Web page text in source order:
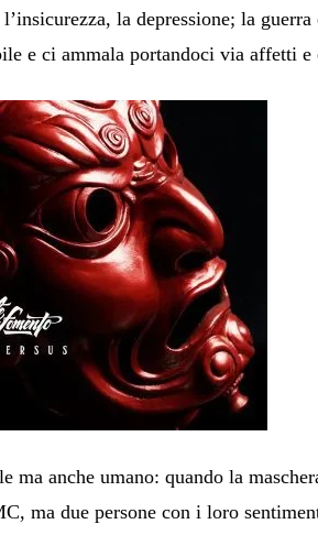
la depressione; la guerra
e ci ammala portandoci via affetti e
ma anche umano: quando la
ma due persone con i loro